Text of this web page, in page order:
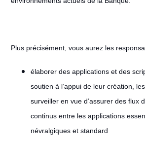
Plus précisément, vous aurez les
élaborer des applications et des
soutien à l’appui de leur création,
surveiller en vue d’assurer des flux
continus entre les applications
névralgiques et standard